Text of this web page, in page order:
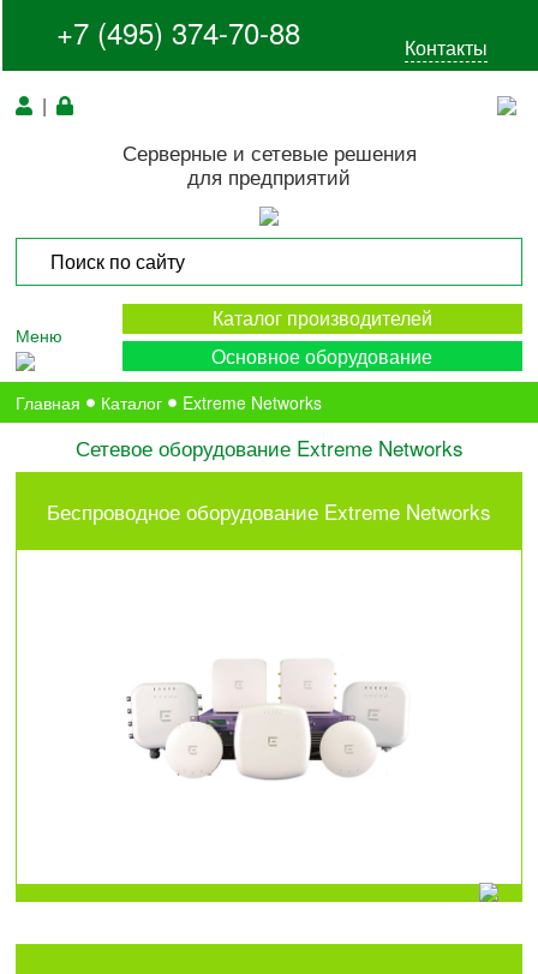
+7 (495) 374-70-88 Контакты
|
Серверные и сетевые решения
для предприятий
Меню
Каталог производителей
Основное оборудование
Главная Каталог Extreme Networks
Сетевое оборудование Extreme Networks
Беспроводное оборудование Extreme Networks